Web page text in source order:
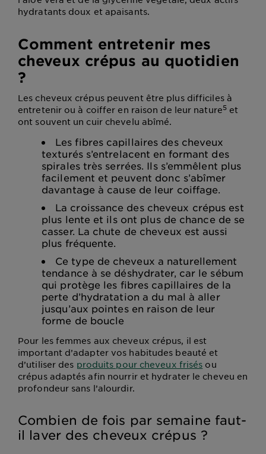
hydratants doux et apaisants.
Comment entretenir mes
cheveux crépus au quotidien
?
Les cheveux crépus peuvent être plus difficiles à
entretenir ou à coiffer en raison de leur nature5et
ont souvent un cuir chevelu abîmé.
Les fibres capillaires des cheveux
texturés s’entrelacent en formant des
spirales très serrées. Ils s’emmêlent plus
facilement et peuvent donc s’abîmer
davantage à cause de leur coiffage.
La croissance des cheveux crépus est
plus lente et ils ont plus de chance de se
casser. La chute de cheveux est aussi
plus fréquente.
Ce type de cheveux a naturellement
tendance à se déshydrater, car le sébum
qui protège les fibres capillaires de la
perte d’hydratation a du mal à aller
jusqu’aux pointes en raison de leur
forme de boucle
Pour les femmes aux cheveux crépus, il est
important d’adapter vos habitudes beauté et
d’utiliser des produits pour cheveux frisés ou
crépus adaptés afin nourrir et hydrater le cheveu en
profondeur sans l’alourdir.
Combien de fois par semaine faut-
il laver des cheveux crépus ?